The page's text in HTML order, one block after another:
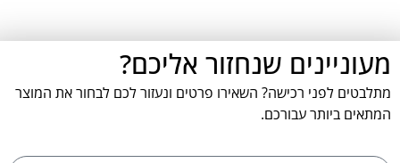
מעוניינים שנחזור אליכם?
מתלבטים לפני רכישה? השאירו פרטים ונעזור לכם לבחור את המוצר
המתאים ביותר עבורכם.